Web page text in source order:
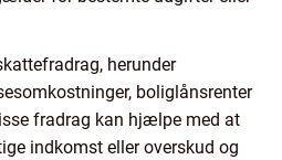
herunder
boliglånsrenter
fradrag kan hjælpe med at
indkomst eller overskud og